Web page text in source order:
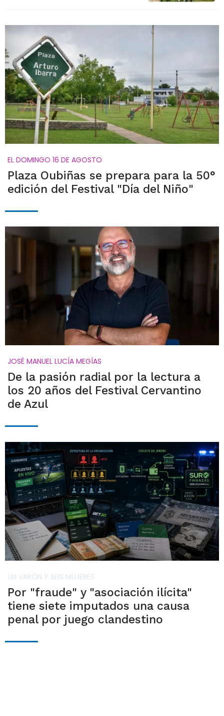
EL DOMINGO 16 DE AGOSTO
Plaza Oubiñas se prepara para la 50°
edición del Festival "Día del Niño"
JOSÉ MANUEL LUCÍA MEGÍAS
De la pasión radial por la lectura a
los 20 años del Festival Cervantino
de Azul
UN VARÓN Y SEIS MUJERES
Por "fraude" y "asociación ilícita"
tiene siete imputados una causa
penal por juego clandestino